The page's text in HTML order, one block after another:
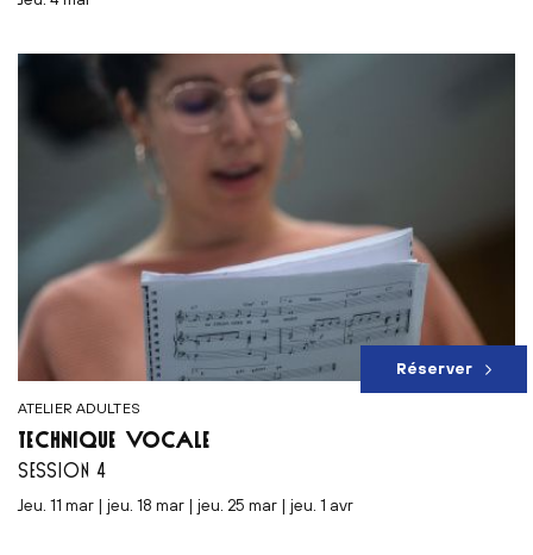
ATELIER ADULTES
TECHNIQUE VOCALE
SESSION 4
jeu. 11 mar | jeu. 18 mar | jeu. 25 mar | jeu. 1 avr
Réserver